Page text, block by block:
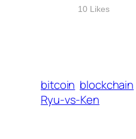
bitcoin blockchain
Ryu-vs-Ken